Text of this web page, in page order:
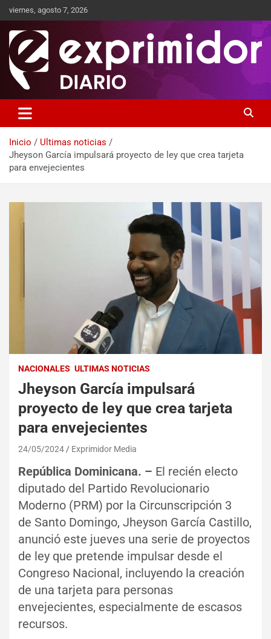
viernes, agosto 7, 2026
Exprimidor media
Inicio
Ultimas noticias
Jheyson García impulsará proyecto de ley que crea tarjeta
para envejecientes
NACIONALES ULTIMAS NOTICIAS
Jheyson García impulsará
proyecto de ley que crea tarjeta
para envejecientes
24/05/2024 Exprimidor Media
República Dominicana. – El recién electo
diputado del Partido Revolucionario
Moderno (PRM) por la Circunscripción 3
de Santo Domingo, Jheyson García Castillo,
anunció este jueves una serie de proyectos
de ley que pretende impulsar desde el
Congreso Nacional, incluyendo la creación
de una tarjeta para personas
envejecientes, especialmente de escasos
recursos.